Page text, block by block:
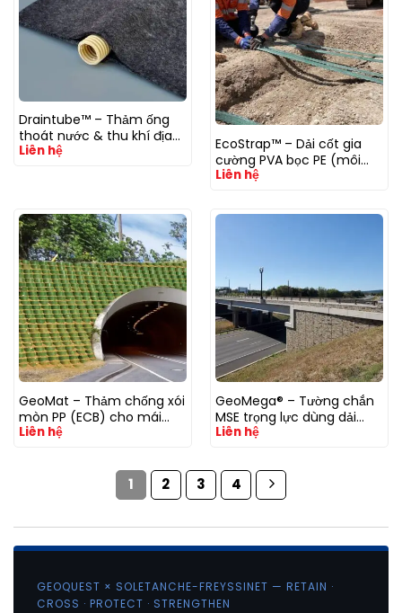
Draintube™ – Thảm ống
thoát nước & thu khí địa
kỹ thuật (Geoquest–
Liên hệ
EcoStrap™ – Dải cốt gia
cường PVA bọc PE (môi
trường kiềm/pH cao)
Liên hệ
GeoMat – Thảm chống xói
mòn PP (ECB) cho mái
dốc ổn định
Liên hệ
GeoMega® – Tường chắn
MSE trọng lực dùng dải
GeoStrap® (môi trường
Liên hệ
1 2 3 4
GEOQUEST × SOLETANCHE-FREYSSINET — RETAIN ·
CROSS · PROTECT · STRENGTHEN